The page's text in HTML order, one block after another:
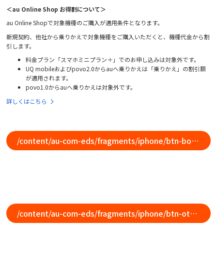
＜au Online Shop お得割について＞
au Online Shopで対象機種のご購入が適用条件となります。
新規契約、他社から乗りかえで対象機種をご購入いただくと、機種代金から割
引します。
料金プラン「スマホミニプラン＋」でのお申し込みは対象外です。
UQ mobileおよびpovo2.0からauへ乗りかえは「乗りかえ」の割引額
が適用されます。
povo1.0からauへ乗りかえは対象外です。
詳しくはこちら
/content/au-com-eds/fragments/iphone/btn-bottom-nav
/content/au-com-eds/fragments/iphone/btn-other-model